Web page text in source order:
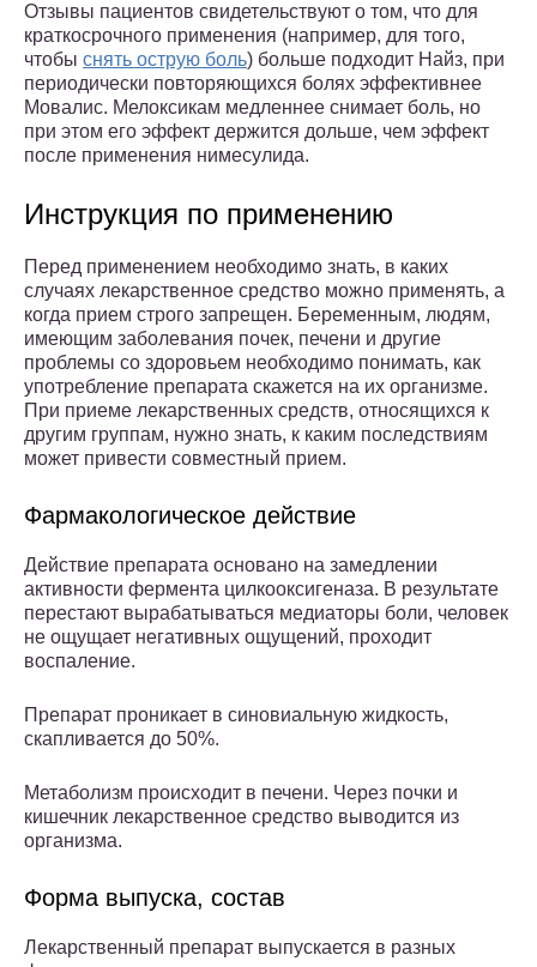
Отзывы пациентов свидетельствуют о том, что для
краткосрочного применения (например, для того,
чтобы снять острую боль) больше подходит Найз, при
периодически повторяющихся болях эффективнее
Мовалис. Мелоксикам медленнее снимает боль, но
при этом его эффект держится дольше, чем эффект
после применения нимесулида.
Инструкция по применению
Перед применением необходимо знать, в каких
случаях лекарственное средство можно применять, а
когда прием строго запрещен. Беременным, людям,
имеющим заболевания почек, печени и другие
проблемы со здоровьем необходимо понимать, как
употребление препарата скажется на их организме.
При приеме лекарственных средств, относящихся к
другим группам, нужно знать, к каким последствиям
может привести совместный прием.
Фармакологическое действие
Действие препарата основано на замедлении
активности фермента цилкооксигеназа. В результате
перестают вырабатываться медиаторы боли, человек
не ощущает негативных ощущений, проходит
воспаление.
Препарат проникает в синовиальную жидкость,
скапливается до 50%.
Метаболизм происходит в печени. Через почки и
кишечник лекарственное средство выводится из
организма.
Форма выпуска, состав
Лекарственный препарат выпускается в разных